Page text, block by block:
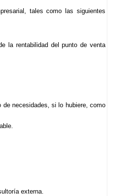
tales como las siguientes
la rentabilidad del punto de venta
necesidades, si lo hubiere, como
externa.